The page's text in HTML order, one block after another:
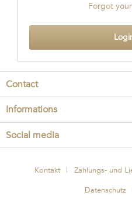
Forgot
Contact
Informations
Social media
Kontakt Zahlungs- und
Datenschutz